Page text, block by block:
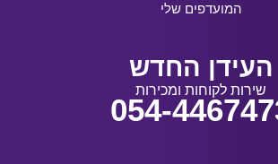
המועדפים שלי
העידן החדש
שירות לקוחות ומכירות
054-